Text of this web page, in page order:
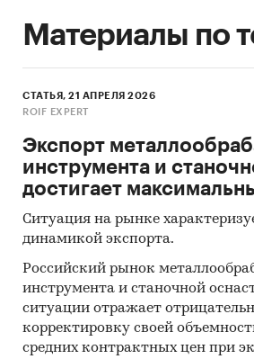
Материалы по
СТАТЬЯ, 21 АПРЕЛЯ 2026
ROIF EXPERT
Экспорт
инструмента и
достигает
Ситуация на рынке
динамикой экспорта.
Российский рынок
инструмента и станочной
ситуации отражает
корректировку своей
средних контрактных цен при